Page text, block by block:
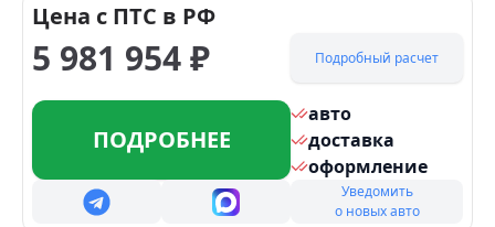
Цена с ПТС в РФ
5 981 954₽ Подробный расчет
ПОДРОБНЕЕ
авто
доставка
оформление
Уведомить
о новых авто